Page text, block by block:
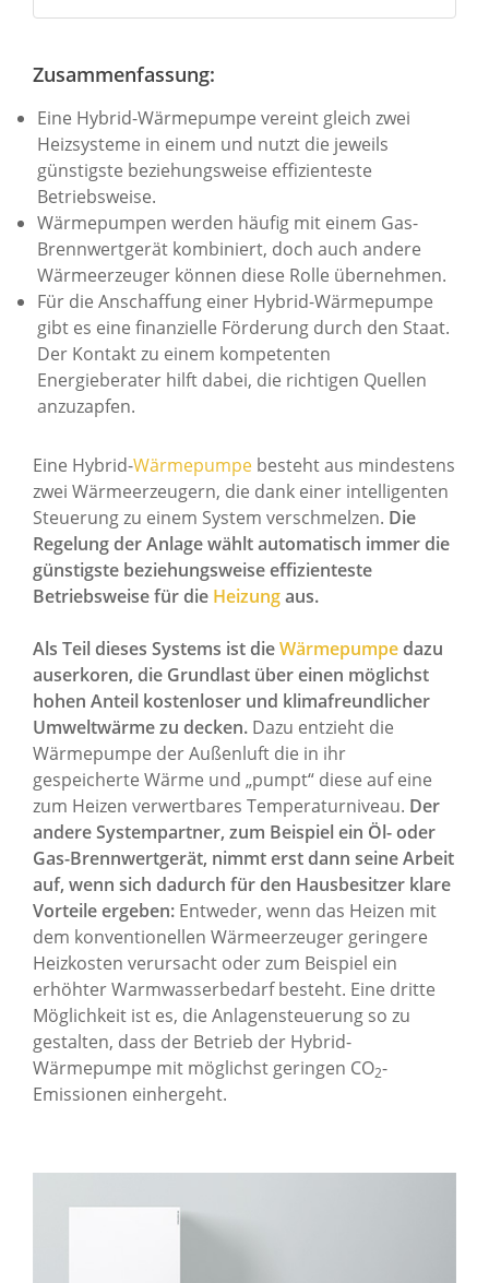
Zusammenfassung:
Eine Hybrid-Wärmepumpe vereint gleich zwei
Heizsysteme in einem und nutzt die jeweils
günstigste beziehungsweise effizienteste
Betriebsweise.
Wärmepumpen werden häufig mit einem Gas-
Brennwertgerät kombiniert, doch auch andere
Wärmeerzeuger können diese Rolle übernehmen.
Für die Anschaffung einer Hybrid-Wärmepumpe
gibt es eine finanzielle Förderung durch den Staat.
Der Kontakt zu einem kompetenten
Energieberater hilft dabei, die richtigen Quellen
anzuzapfen.
Eine Hybrid-Wärmepumpe besteht aus mindestens
zwei Wärmeerzeugern, die dank einer intelligenten
Steuerung zu einem System verschmelzen. Die
Regelung der Anlage wählt automatisch immer die
günstigste beziehungsweise effizienteste
Betriebsweise für die Heizungaus.
Als Teil dieses Systems ist dieWärmepumpedazu
auserkoren, die Grundlast über einen möglichst
hohen Anteil kostenloser und klimafreundlicher
Umweltwärme zu decken. Dazu entzieht die
Wärmepumpe der Außenluft die in ihr
gespeicherte Wärme und „pumpt“ diese auf eine
zum Heizen verwertbares Temperaturniveau. Der
andere Systempartner, zum Beispiel ein Öl- oder
Gas-Brennwertgerät, nimmt erst dann seine Arbeit
auf, wenn sich dadurch für den Hausbesitzer klare
Vorteile ergeben: Entweder, wenn das Heizen mit
dem konventionellen Wärmeerzeuger geringere
Heizkosten verursacht oder zum Beispiel ein
erhöhter Warmwasserbedarf besteht. Eine dritte
Möglichkeit ist es, die Anlagensteuerung so zu
gestalten, dass der Betrieb der Hybrid-
Wärmepumpe mit möglichst geringen CO2-
Emissionen einhergeht.